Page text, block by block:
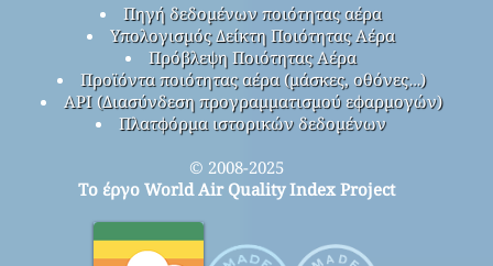
Πηγή δεδομένων ποιότητας αέρα
Υπολογισμός Δείκτη Ποιότητας Αέρα
Πρόβλεψη Ποιότητας Αέρα
Προϊόντα ποιότητας αέρα (μάσκες, οθόνες…)
API (Διασύνδεση προγραμματισμού εφαρμογών)
Πλατφόρμα ιστορικών δεδομένων
© 2008-2025
Το έργο World Air Quality Index Project